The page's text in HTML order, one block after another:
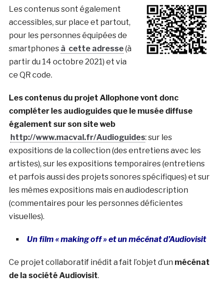
Les contenus sont également
accessibles, sur place et partout,
pour les personnes équipées de
smartphones à cette adresse(à
partir du 14 octobre 2021) et via
ce QR code.
Les contenus du projet Allophone vont donc
compléter les audioguides que le musée diffuse
également sur son site web
http://www.macval.fr/Audioguides: sur les
expositions de la collection (des entretiens avec les
artistes), sur les expositions temporaires (entretiens
et parfois aussi des projets sonores spécifiques) et sur
les mêmes expositions mais en audiodescription
(commentaires pour les personnes déficientes
visuelles).
Un film « making off » et un mécénat d’Audiovisit
Ce projet collaboratif inédit a fait l’objet d’un mécénat
de la société Audiovisit.